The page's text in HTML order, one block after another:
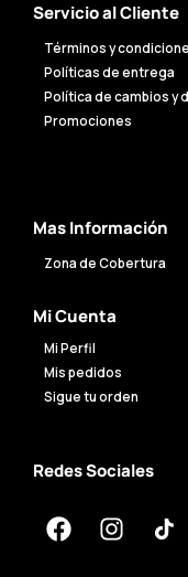
Servicio al Cliente
Términos y
Políticas de entrega
Política de cambios y
Promociones
Mas Información
Zona de Cobertura
Mi Cuenta
Mi Perfil
Mis pedidos
Sigue tu orden
Redes Sociales